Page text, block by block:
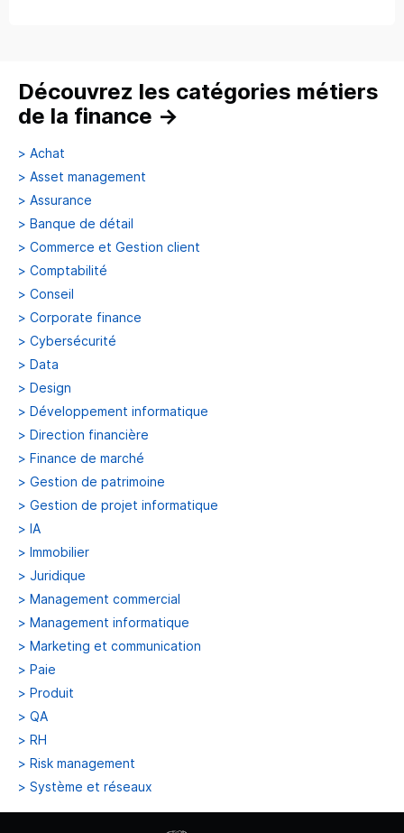
Découvrez les catégories métiers
de la finance →
> Achat
> Asset management
> Assurance
> Banque de détail
> Commerce et Gestion client
> Comptabilité
> Conseil
> Corporate finance
> Cybersécurité
> Data
> Design
> Développement informatique
> Direction financière
> Finance de marché
> Gestion de patrimoine
> Gestion de projet informatique
> IA
> Immobilier
> Juridique
> Management commercial
> Management informatique
> Marketing et communication
> Paie
> Produit
> QA
> RH
> Risk management
> Système et réseaux